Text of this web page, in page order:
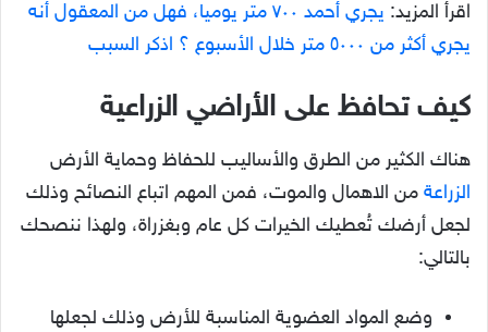
اقرأ المزيد:
يجري أحمد ٧٠٠ متر يوميا، فهل من المعقول أنه
يجري أكثر من ٥٠٠٠ متر خلال الأسبوع ؟ اذكر السبب
كيف تحافظ على الأراضي الزراعية
هناك الكثير من الطرق والأساليب للحفاظ وحماية الأرض
الزراعة من الاهمال والموت، فمن المهم اتباع النصائح وذلك
لجعل أرضك تُعطيك الخيرات كل عام وبغزراة، ولهذا ننصحك
بالتالي:
وضع المواد العضوية المناسبة للأرض وذلك لجعلها